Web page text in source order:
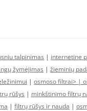
talpinimas | internetine
žymėjimas | žieminių
| osmoso filtrai> |
rūšys | minkštinimo filtrų
| filtrų rūšys ir nauda |